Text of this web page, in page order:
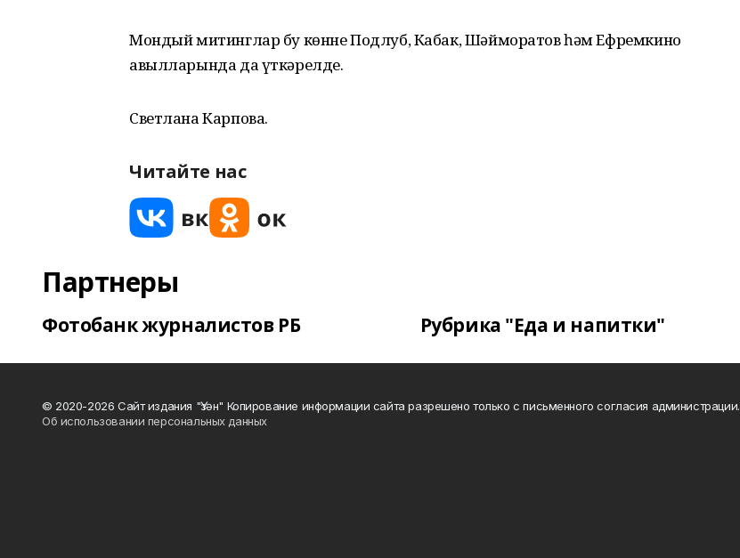
Мондый митинглар бу көнне Подлуб, Кабак, Шәйморатов һәм Ефремкино
авылларында да үткәрелде.
Светлана Карпова.
Читайте нас
Партнеры
Фотобанк журналистов РБ Рубрика "Еда и напитки"
© 2020-2026 Сайт издания "Үзән" Копирование информации сайта разрешено только с письменного согласия администрации.
Об использовании персональных данных